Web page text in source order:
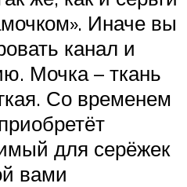
Иначе вы
канал и
Мочка – ткань
Со временем
для серёжек
вами